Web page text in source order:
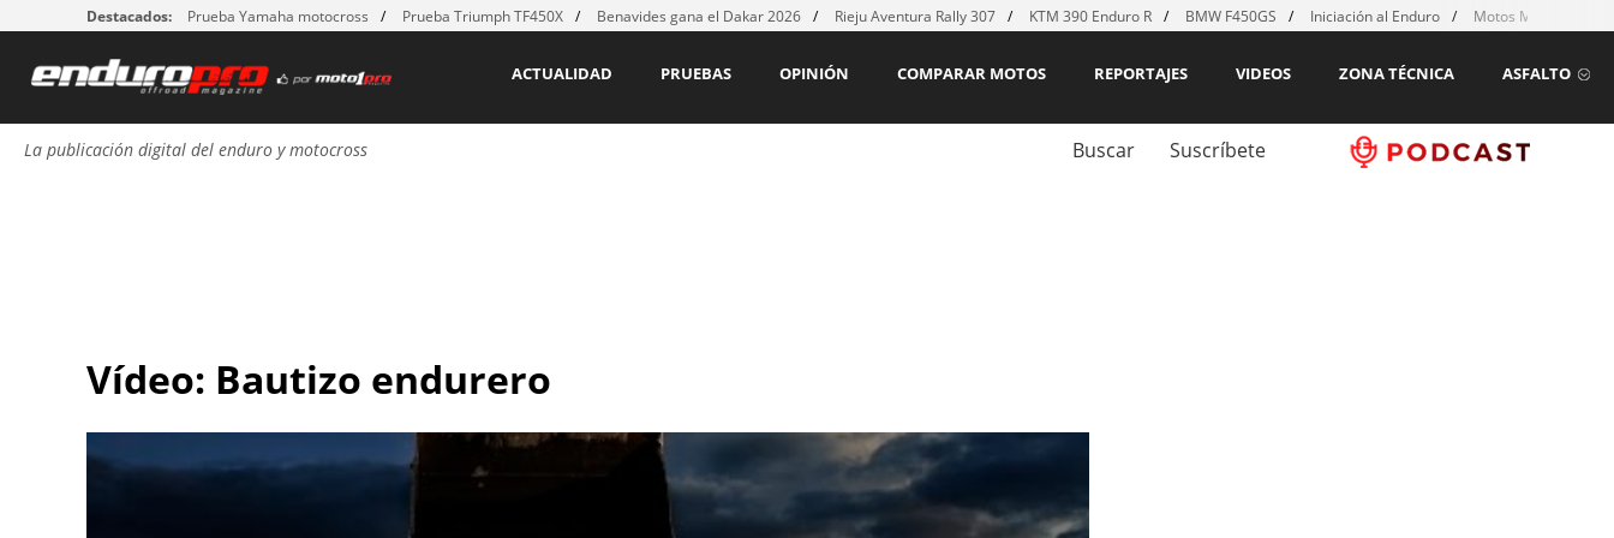
Destacados: Prueba Yamaha motocross Prueba Triumph TF450X Benavides gana el Dakar 2026 Rieju Aventura Rally 307 KTM 390 Enduro R BMW F450GS Iniciación al Enduro Motos MX para
ASFALTO
ZONA TÉCNICA
VIDEOS
REPORTAJES
COMPARAR MOTOS
OPINIÓN
PRUEBAS
ACTUALIDAD
La publicación digital del enduro y motocross Buscar Suscríbete
Vídeo: Bautizo endurero